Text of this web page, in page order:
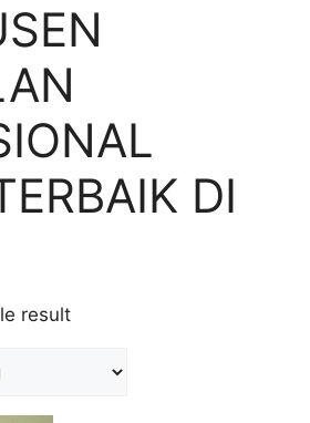
DI
result